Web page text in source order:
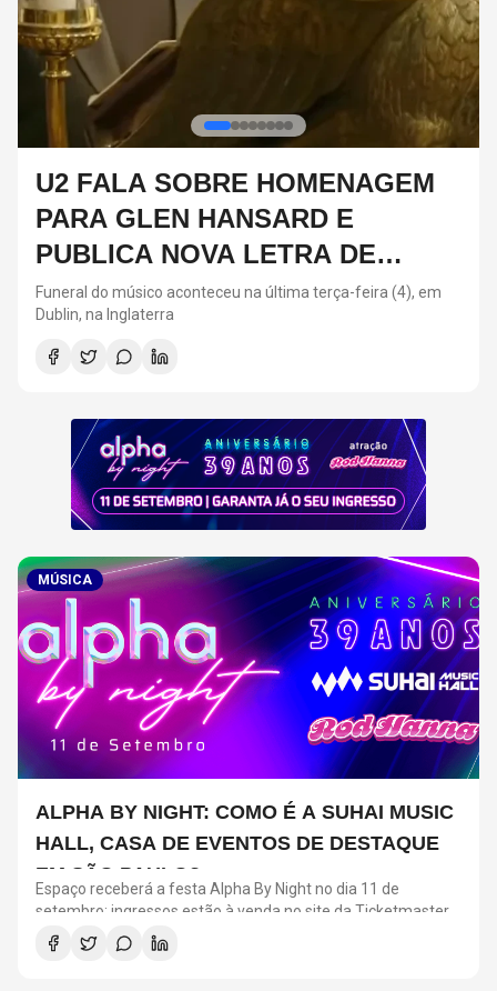
DIA DOS PAIS: ARTISTAS QUE
SEGUIRAM OS PASSOS DOS
PAIS NA MÚSICA
Neste ano, o Dia dos Pais acontece neste domingo (9)
MÚSICA
ALPHA BY NIGHT: COMO É A SUHAI MUSIC
HALL, CASA DE EVENTOS DE DESTAQUE
EM SÃO PAULO?
Espaço receberá a festa Alpha By Night no dia 11 de
setembro; ingressos estão à venda no site da Ticketmaster
Brasil